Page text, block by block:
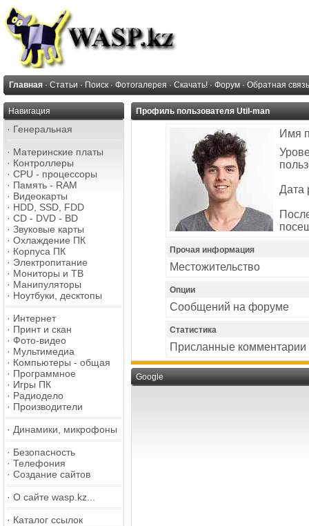
Главная · Статьи · Поиск · Фотогалерея · Скачать! · Форум · Обратная связь
Навигация
· Генеральная
· Материнские платы
· Контроллеры
· CPU - процессоры
· Память - RAM
· Видеокарты
· HDD, SSD, FDD
· CD - DVD - BD
· Звуковые карты
· Охлаждение ПК
· Корпуса ПК
· Электропитание
· Мониторы и ТВ
· Манипуляторы
· Ноутбуки, десктопы
· Интернет
· Принт и скан
· Фото-видео
· Мультимедиа
· Компьютеры - общая
· Программное
· Игры ПК
· Радиодело
· Производители
· Динамики, микрофоны
· Безопасность
· Телефония
· Создание сайтов
· О сайте wasp.kz...
· Каталог ссылок
Профиль пользователя Util-man
Имя
Дата
Прочая информация
Местожительство
Опции
Сообщений на форуме
Статистика
Присланные комментарии
Google